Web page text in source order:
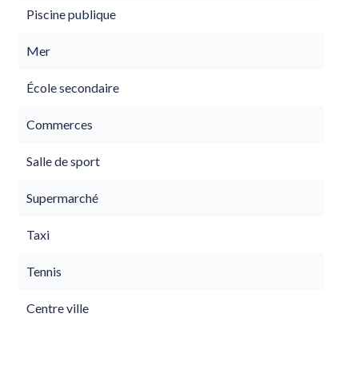
Piscine publique
Mer
École secondaire
Commerces
Salle de sport
Supermarché
Taxi
Tennis
Centre ville